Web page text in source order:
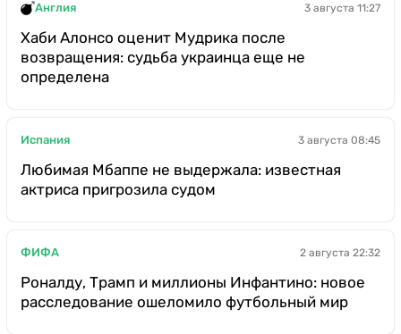
Англия 3 августа 11:27
Хаби Алонсо оценит Мудрика после
возвращения: судьба украинца еще не
определена
Испания 3 августа 08:45
Любимая Мбаппе не выдержала: известная
актриса пригрозила судом
ФИФА 2 августа 22:32
Роналду, Трамп и миллионы Инфантино: новое
расследование ошеломило футбольный мир